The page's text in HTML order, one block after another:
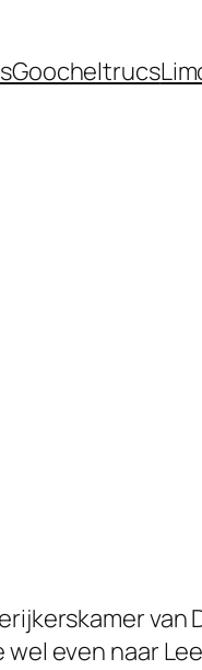
Goocheltrucs
van
even naar